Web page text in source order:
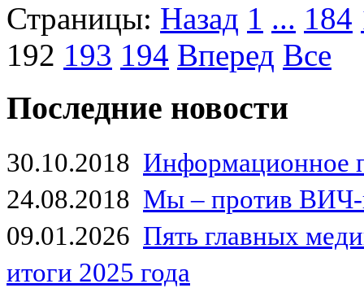
Страницы: Назад 1 ... 184
192 193 194 Вперед Все
Последние новости
30.10.2018 Информационное
24.08.2018 Мы – против
09.01.2026 Пять главных
итоги 2025 года